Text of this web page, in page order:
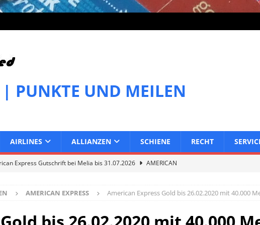
PUNKTE UND MEILEN
AIRLINES ALLIANZEN SCHIENE RECHT
Express Gutschrift bei Melia bis 31.07.2026
AMERICAN
Express Gutschrift bei IHG bis 27.07.2026
AMERICAN
AMERICAN EXPRESS American Express Gold bis 26.02.2020 mit 40.000